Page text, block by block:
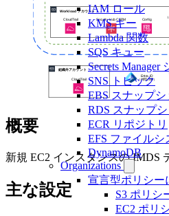
IAM ロール
KMS キー
Lambda 関数
SQS キュー
Secrets Manager
SNS トピック
EBS スナップシ
RDS スナップシ
ECR リポジトリ
EFS ファイルシ
DynamoDB
Organizations
宣言型ポリシー
S3 ポリシ
EC2 ポリ
概要
新規 EC2 インスタンスの IMDS
主な設定